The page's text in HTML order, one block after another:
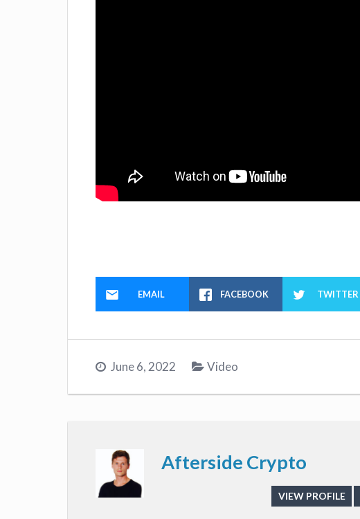
EMAIL FACEBOOK TWITTER
June 6, 2022 Video
Afterside Crypto
VIEW PROFILE